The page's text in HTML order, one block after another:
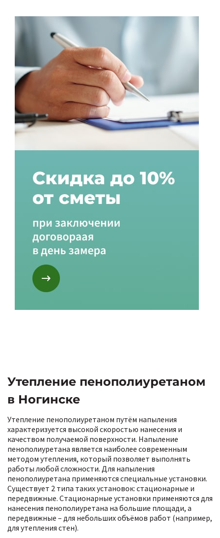
Утепление пенополиуретаном
в Ногинске
Утепление пенополиуретаном путём напыления
характеризуется высокой скоростью нанесения и
качеством получаемой поверхности. Напыление
пенополиуретана является наиболее современным
методом утепления, который позволяет выполнять
работы любой сложности. Для напыления
пенополиуретана применяются специальные установки.
Существует 2 типа таких установок: стационарные и
передвижные. Стационарные установки применяются для
нанесения пенополиуретана на большие площади, а
передвижные – для небольших объёмов работ (например,
для утепления стен).